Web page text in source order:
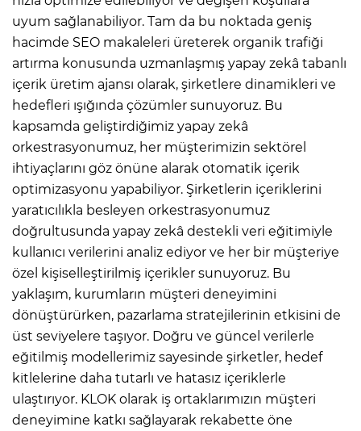
uyum sağlanabiliyor. Tam da bu noktada geniş
hacimde SEO makaleleri üreterek organik trafiği
artırma konusunda uzmanlaşmış yapay zekâ tabanlı
içerik üretim ajansı olarak, şirketlere dinamikleri ve
hedefleri ışığında çözümler sunuyoruz. Bu
kapsamda geliştirdiğimiz yapay zekâ
orkestrasyonumuz, her müşterimizin sektörel
ihtiyaçlarını göz önüne alarak otomatik içerik
optimizasyonu yapabiliyor. Şirketlerin içeriklerini
yaratıcılıkla besleyen orkestrasyonumuz
doğrultusunda yapay zekâ destekli veri eğitimiyle
kullanıcı verilerini analiz ediyor ve her bir müşteriye
özel kişiselleştirilmiş içerikler sunuyoruz. Bu
yaklaşım, kurumların müşteri deneyimini
dönüştürürken, pazarlama stratejilerinin etkisini de
üst seviyelere taşıyor. Doğru ve güncel verilerle
eğitilmiş modellerimiz sayesinde şirketler, hedef
kitlelerine daha tutarlı ve hatasız içeriklerle
ulaştırıyor. KLOK olarak iş ortaklarımızın müşteri
deneyimine katkı sağlayarak rekabette öne